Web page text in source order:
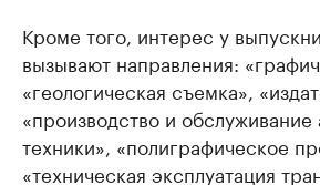
Кроме того, интерес у
вызывают направления:
«геологическая съемка»,
«производство и обслуживание
техники», «полиграфическое
«техническая эксплуатация